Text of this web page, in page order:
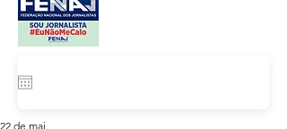
22 de mai.